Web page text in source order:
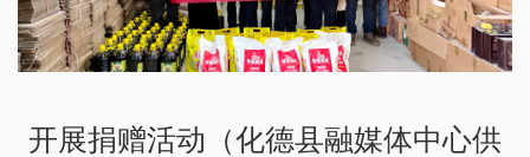
开展捐赠活动（化德县融媒体中心供